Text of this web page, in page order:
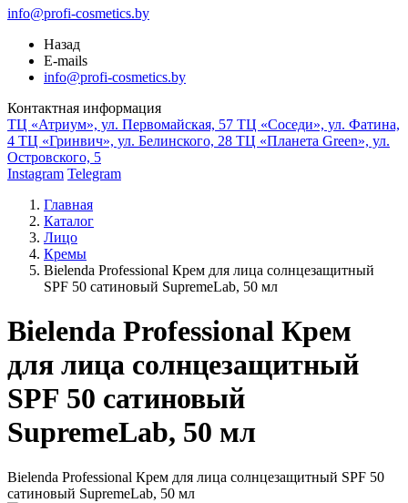
info@profi-cosmetics.by
Назад
E-mails
info@profi-cosmetics.by
Контактная информация
ТЦ «Атриум», ул. Первомайская, 57 ТЦ «Соседи», ул. Фатина,
4 ТЦ «Гринвич», ул. Белинского, 28 ТЦ «Планета Green», ул.
Островского, 5
Instagram Telegram
Главная
Каталог
Лицо
Кремы
Bielenda Professional Крем для лица солнцезащитный
SPF 50 сатиновый SupremeLab, 50 мл
Bielenda Professional Крем
для лица солнцезащитный
SPF 50 сатиновый
SupremeLab, 50 мл
Bielenda Professional Крем для лица солнцезащитный SPF 50
сатиновый SupremeLab, 50 мл